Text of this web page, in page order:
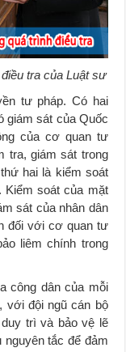
tra của Luật sư
tư pháp. Có hai
giám sát của Quốc
của cơ quan tư
tra, giám sát trong
hai là kiểm soát
soát của mặt
sát của nhân dân
đối với cơ quan tư
liêm chính trong
công dân của mỗi
với đội ngũ cán bộ
trì và bảo vệ lẽ
nguyên tắc để đảm